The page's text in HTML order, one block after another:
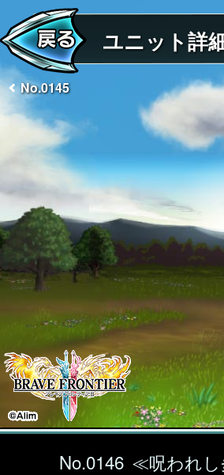
ユニット詳
No.0145
No.0146 ≪呪われ